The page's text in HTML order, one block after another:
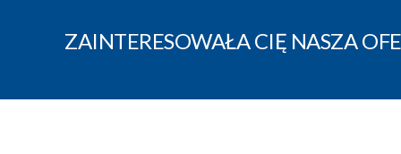
ZAINTERESOWAŁA CIĘ NASZA